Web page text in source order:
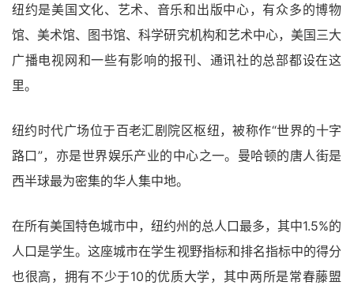
纽约是美国文化、艺术、音乐和出版中心，有众多的博物
馆、美术馆、图书馆、科学研究机构和艺术中心，美国三大
广播电视网和一些有影响的报刊、通讯社的总部都设在这
里。
纽约时代广场位于百老汇剧院区枢纽，被称作“世界的十字
路口”，亦是世界娱乐产业的中心之一。曼哈顿的唐人街是
西半球最为密集的华人集中地。
在所有美国特色城市中，纽约州的总人口最多，其中1.5%的
人口是学生。这座城市在学生视野指标和排名指标中的得分
也很高，拥有不少于10的优质大学，其中两所是常春藤盟